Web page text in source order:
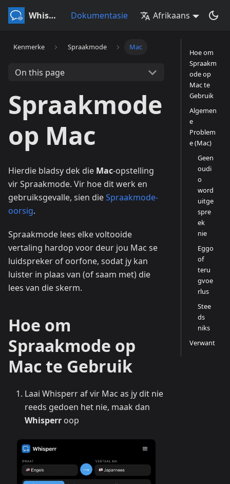
Whisperr Dokumentasie Afrikaans
Kenmerke Spraakmode Mac
On this page
Spraakmode
op Mac
Hierdie bladsy dek die Mac-opstelling
vir Spraakmode. Vir hoe dit werk en
gebruiksgevalle, sien dieSpraakmode-
oorsig.
Spraakmode lees elke voltooide
vertaling hardop voor deur jou Mac se
luidspreker of oorfone, sodat jy kan
luister in plaas van (of saam met) die
lees van die skerm.
Hoe om
Spraakmode op
Mac te Gebruik
Laai Whisperr af vir Mac as jy dit nie
reeds gedoen het nie, maak dan
Whisperr oop
Hoe om
Spraakm
ode op
Mac te
Gebruik
Algemen
e
Problem
e (Mac)
Geen
oudi
o
word
uitge
spre
ek
nie
Eggo
of
teru
gvoe
rlus
Stee
ds
niks
Verwant